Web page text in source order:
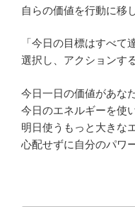
自らの価値を行動に移
「今日の目標はすべて
選択し、アクションす
今日一日の価値があな
今日のエネルギーを使
明日使うもっと大きな
心配せずに自分のパワ